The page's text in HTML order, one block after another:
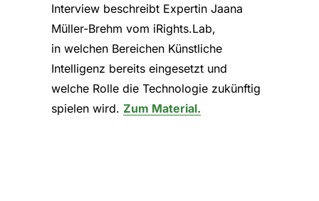
Interview beschreibt Expertin Jaana
Müller-Brehm vom iRights.Lab,
in welchen Bereichen Künstliche
Intelligenz bereits eingesetzt und
welche Rolle die Technologie zukünftig
spielen wird. Zum Material.